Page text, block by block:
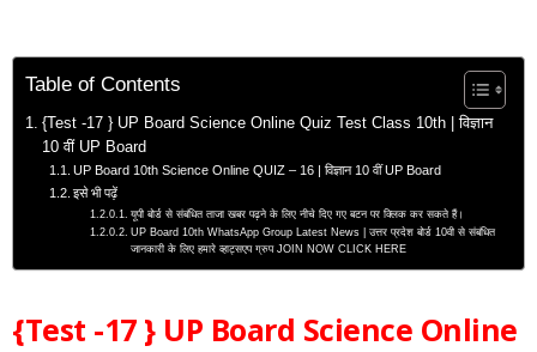
Table of Contents
{Test -17 } UP Board Science Online Quiz Test Class 10th | विज्ञान
10 वीं UP Board
UP Board 10th Science Online QUIZ – 16 | विज्ञान 10 वीं UP Board
इसे भी पढ़ें
यूपी बोर्ड से संबंधित ताजा खबर पढ़ने के लिए नीचे दिए गए बटन पर क्लिक कर सकते हैं।
UP Board 10th WhatsApp Group Latest News | उत्तर प्रदेश बोर्ड 10वी से संबंधित
जानकारी के लिए हमारे व्हाट्सएप ग्रुप JOIN NOW CLICK HERE
{Test -17 } UP Board Science Online